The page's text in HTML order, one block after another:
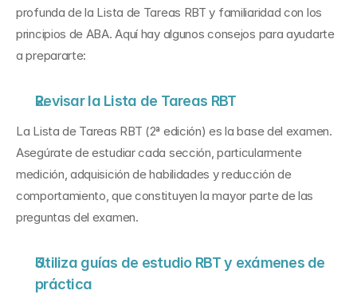
profunda de la Lista de Tareas RBT y familiaridad con los
principios de ABA. Aquí hay algunos consejos para ayudarte
a prepararte:
Revisar la Lista de Tareas RBT
La Lista de Tareas RBT (2ª edición) es la base del examen.
Asegúrate de estudiar cada sección, particularmente
medición, adquisición de habilidades y reducción de
comportamiento, que constituyen la mayor parte de las
preguntas del examen.
Utiliza guías de estudio RBT y exámenes de
práctica